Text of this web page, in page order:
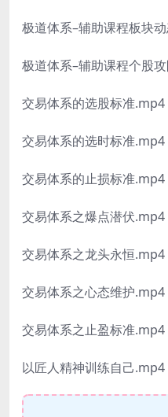
极道体系–辅助课程板块
极道体系–辅助课程个股
交易体系的选股标准.mp4
交易体系的选时标准.mp4
交易体系的止损标准.mp4
交易体系之爆点潜伏.mp4
交易体系之龙头永恒.mp4
交易体系之心态维护.mp4
交易体系之止盈标准.mp4
以匠人精神训练自己.mp4